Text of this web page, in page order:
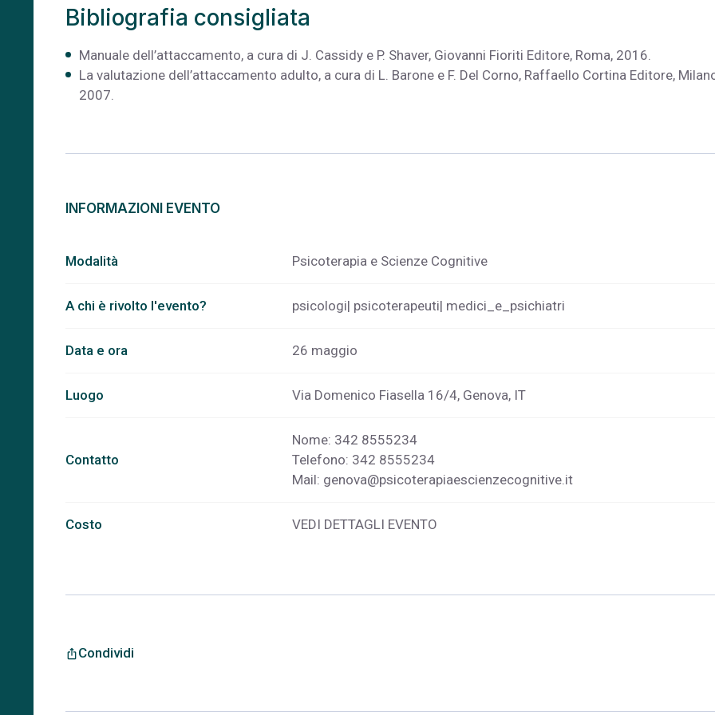
Bibliografia consigliata
Manuale dell’attaccamento, a cura di J. Cassidy e P. Shaver, Giovanni Fioriti Editore, Roma, 2016.
La valutazione dell’attaccamento adulto, a cura di L. Barone e F. Del Corno, Raffaello Cortina Editore,
2007.
INFORMAZIONI EVENTO
Modalità Psicoterapia e Scienze Cognitive
A chi è rivolto l'evento? psicologi| psicoterapeuti| medici_e_psichiatri
Data e ora 26 maggio
Luogo Via Domenico Fiasella 16/4, Genova, IT
Contatto
Nome: 342 8555234
Telefono: 342 8555234
Mail: genova@psicoterapiaescienzecognitive.it
Costo VEDI DETTAGLI EVENTO
ios_shareCondividi